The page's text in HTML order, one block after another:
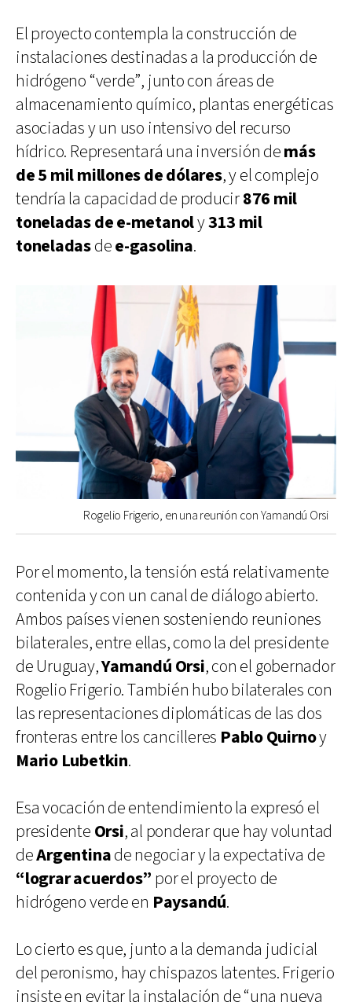
El proyecto contempla la construcción de
instalaciones destinadas a la producción de
hidrógeno “verde”, junto con áreas de
almacenamiento químico, plantas energéticas
asociadas y un uso intensivo del recurso
hídrico. Representará una inversión demás
de 5 mil millones de dólares, y el complejo
tendría la capacidad de producir876 mil
toneladas de e-metanoly313 mil
toneladasdee-gasolina.
Rogelio Frigerio, en una reunión con Yamandú Orsi
Por el momento, la tensión está relativamente
contenida y con un canal de diálogo abierto.
Ambos países vienen sosteniendo reuniones
bilaterales, entre ellas, como la del presidente
de Uruguay,Yamandú Orsi, con el gobernador
Rogelio Frigerio. También hubo bilaterales con
las representaciones diplomáticas de las dos
fronteras entre los cancilleres Pablo Quirnoy
Mario Lubetkin.
Esa vocación de entendimiento la expresó el
presidente Orsi, al ponderar que hay voluntad
deArgentinade negociar y la expectativa de
“lograr acuerdos” por el proyecto de
hidrógeno verde en Paysandú.
Lo cierto es que, junto a la demanda judicial
del peronismo, hay chispazos latentes. Frigerio
insiste en evitar la instalación de “una nueva